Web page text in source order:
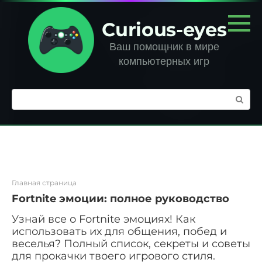
Перейти
контенту
Curious-eyes
Ваш помощник в мире
компьютерных игр
Поиск:
Главная страница
Fortnite эмоции: полное руководство
Узнай все о Fortnite эмоциях! Как
использовать их для общения, побед и
веселья? Полный список, секреты и советы
для прокачки твоего игрового стиля.